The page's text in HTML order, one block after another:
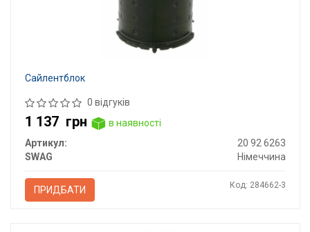
Сайлентблок
0 відгуків
1 137 грн
в наявності
Артикул:
20 92 6263
SWAG
Німеччина
ПРИДБАТИ Код: 284662-3